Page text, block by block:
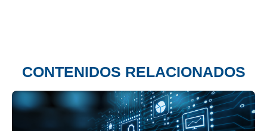
CONTENIDOS RELACIONADOS